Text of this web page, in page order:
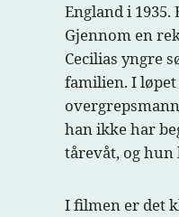
England i
Gjennom en
Cecilias yngre
familien. I
han ikke har
tårevåt, og
I filmen er det